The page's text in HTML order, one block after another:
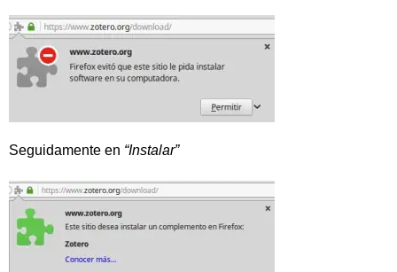
Seguidamente en “Instalar”